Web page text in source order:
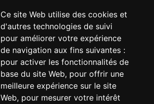
Ce site Web utilise des cookies et
d'autres technologies de suivi
pour améliorer votre expérience
de navigation aux fins suivantes :
pour activer les fonctionnalités de
base du site Web, pour offrir une
meilleure expérience sur le site
Web, pour mesurer votre intérêt